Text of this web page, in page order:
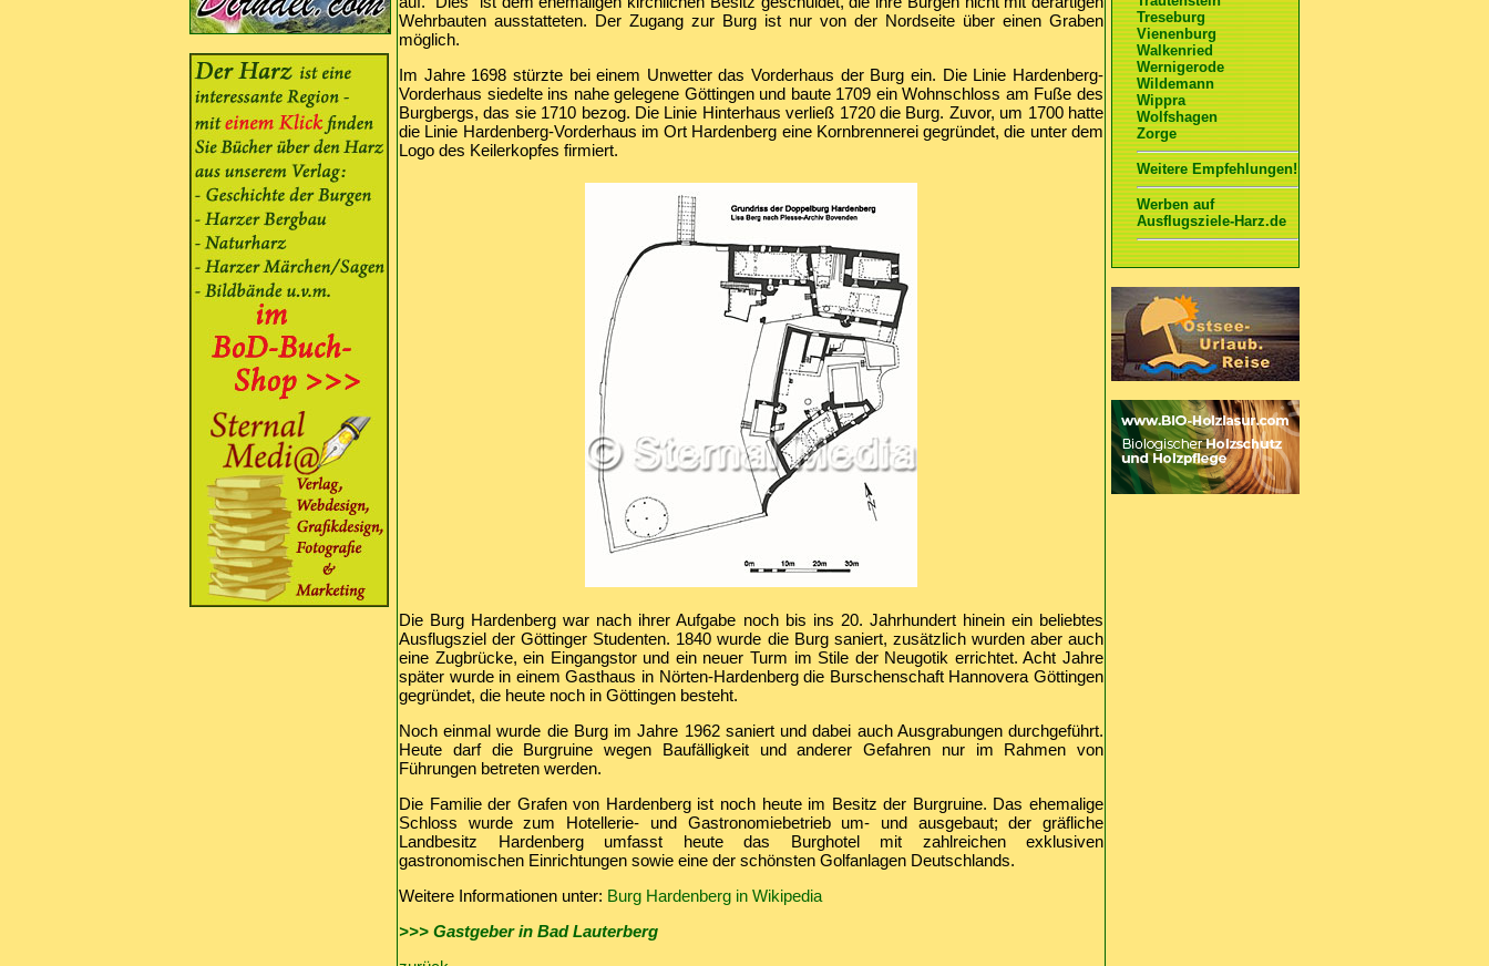
Wehrbauten ausstatteten. Der Zugang zur Burg ist nur von der Nordseite über einen Graben
möglich.
Im Jahre 1698 stürzte bei einem Unwetter das Vorderhaus der Burg ein. Die Linie Hardenberg-
Vorderhaus siedelte ins nahe gelegene Göttingen und baute 1709 ein Wohnschloss am Fuße des
Burgbergs, das sie 1710 bezog. Die Linie Hinterhaus verließ 1720 die Burg. Zuvor, um 1700 hatte
die Linie Hardenberg-Vorderhaus im Ort Hardenberg eine Kornbrennerei gegründet, die unter dem
Logo des Keilerkopfes firmiert.
Die Burg Hardenberg war nach ihrer Aufgabe noch bis ins 20. Jahrhundert hinein ein beliebtes
Ausflugsziel der Göttinger Studenten. 1840 wurde die Burg saniert, zusätzlich wurden aber auch
eine Zugbrücke, ein Eingangstor und ein neuer Turm im Stile der Neugotik errichtet. Acht Jahre
später wurde in einem Gasthaus in Nörten-Hardenberg die Burschenschaft Hannovera Göttingen
gegründet, die heute noch in Göttingen besteht.
Noch einmal wurde die Burg im Jahre 1962 saniert und dabei auch Ausgrabungen durchgeführt.
Heute darf die Burgruine wegen Baufälligkeit und anderer Gefahren nur im Rahmen von
Führungen betreten werden.
Die Familie der Grafen von Hardenberg ist noch heute im Besitz der Burgruine. Das ehemalige
Schloss wurde zum Hotellerie- und Gastronomiebetrieb um- und ausgebaut; der gräfliche
Landbesitz Hardenberg umfasst heute das Burghotel mit zahlreichen exklusiven
gastronomischen Einrichtungen sowie eine der schönsten Golfanlagen Deutschlands.
Weitere Informationen unter: Burg Hardenberg in Wikipedia
>>> Gastgeber in Bad Lauterberg
Treseburg
Vienenburg
Walkenried
Wernigerode
Wildemann
Wippra
Wolfshagen
Zorge
Weitere Empfehlungen!
Werben auf
Ausflugsziele-Harz.de